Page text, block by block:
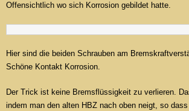
Offensichtlich wo sich Korrosion gebildet hatte.
Hier sind die beiden Schrauben am
Schöne Kontakt Korrosion.
Der Trick ist keine Bremsflüssigkeit zu verlieren.
indem man den alten HBZ nach oben neigt, so